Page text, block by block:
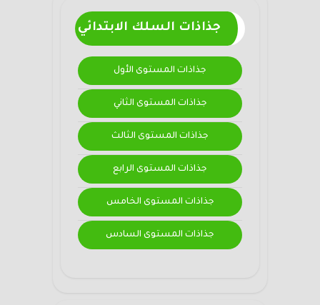
جذاذات السلك الابتدائي
جذاذات المستوى الأول
جذاذات المستوى الثاني
جذاذات المستوى الثالث
جذاذات المستوى الرابع
جذاذات المستوى الخامس
جذاذات المستوى السادس